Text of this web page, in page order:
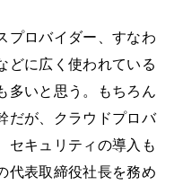
プロバイダー、すなわ
どに広く使われている
多いと思う。もちろん
だが、クラウドプロバ
セキュリティの導入も
代表取締役社長を務め